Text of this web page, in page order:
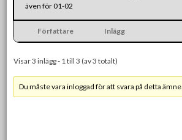
även för 01-02
Författare Inlägg
Visar 3 inlägg - 1 till 3 (av 3 totalt)
Du måste vara inloggad för att svara på detta ämne.